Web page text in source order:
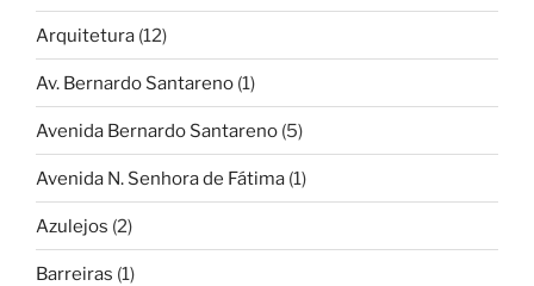
Arquitetura (12)
Av. Bernardo Santareno (1)
Avenida Bernardo Santareno (5)
Avenida N. Senhora de Fátima (1)
Azulejos (2)
Barreiras (1)